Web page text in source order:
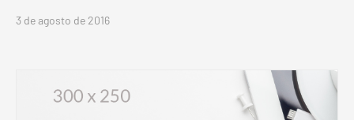
3 de agosto de 2016